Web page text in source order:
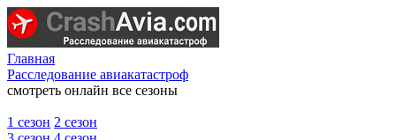
Главная
Расследование авиакатастроф
смотреть онлайн все сезоны
1 сезон 2 сезон